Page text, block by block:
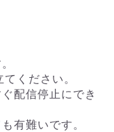
ください。
配信停止にでき
有難いです。